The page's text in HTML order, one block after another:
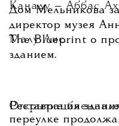
Канаду — Аббас
Малу Лис.
Открытие
Дом Мельникова
директор музея
The Blueprint о
зданием.
Реставрация
переулке